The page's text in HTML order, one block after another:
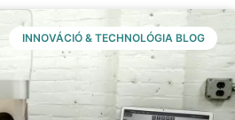
INNOVÁCIÓ & TECHNOLÓGIA BLOG